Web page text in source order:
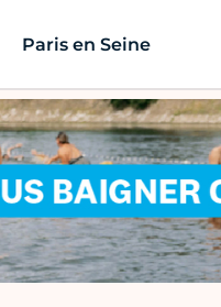
Paris en Seine